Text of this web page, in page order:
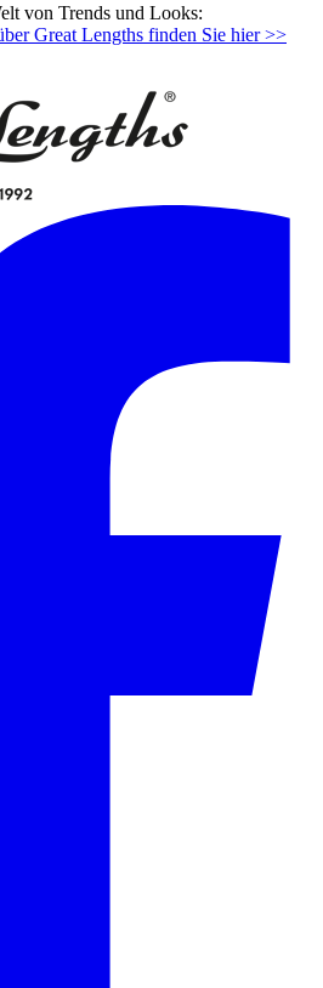
von Trends und Looks:
Great Lengths finden Sie hier >>